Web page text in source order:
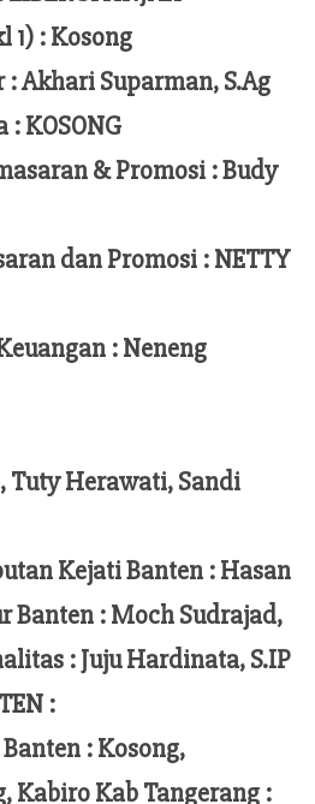
1) : Kosong
:Akhari Suparman, S.Ag
:KOSONG
& Promosi :Budy
dan Promosi :NETTY
:Neneng
Tuty Herawati, Sandi
Kejati Banten : Hasan
Banten : MochSudrajad,
:Juju Hardinata, S.IP
:
: Kosong,
Kabiro Kab Tangerang :